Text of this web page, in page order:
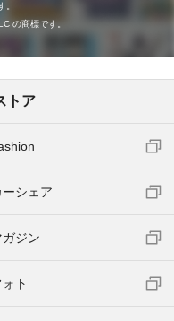
。
の商標です。
トア
シェア
ジン
ト